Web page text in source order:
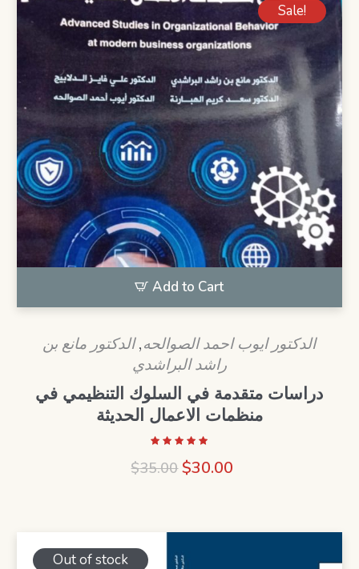
Add to Cart
Sale!
الدكتور ايوب احمد الصوالحه,الدكتور مانع بن
راشد البراشدي
دراسات متقدمة في السلوك التنظيمي في
منظمات الاعمال الحديثة
$35.00Original
$35.00.
$30.00
$30.00.
Out of stock